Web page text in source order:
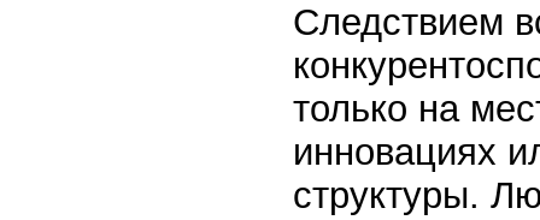
Следствием
только на
инновациях
структуры.